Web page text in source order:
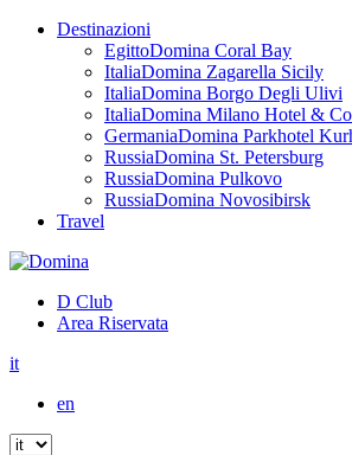
Destinazioni
EgittoDomina Coral Bay
ItaliaDomina Zagarella Sicily
ItaliaDomina Borgo Degli Ulivi
ItaliaDomina Milano Hotel &
GermaniaDomina Parkhotel
RussiaDomina St. Petersburg
RussiaDomina Pulkovo
RussiaDomina Novosibirsk
Travel
D Club
Area Riservata
it
en